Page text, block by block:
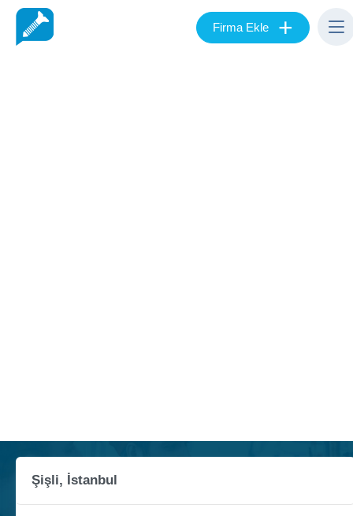
Firma Ekle +